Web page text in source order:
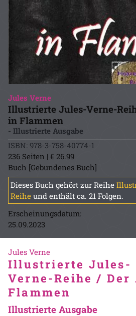
Jules Verne
Illustrierte Jules-Verne-
in Flammen
- Illustrierte Ausgabe
ISBN: 978-3-758-40774-1
236 Seiten | € 26.99
Buch [Gebundenes Buch]
Dieses Buch gehört zur Reihe
Reihe und enthält ca. 21 Folgen.
Erscheinungsdatum:
25.09.2023
Jules Verne
Illustrierte Jules-
Verne-Reihe /
Flammen
Illustrierte Ausgabe